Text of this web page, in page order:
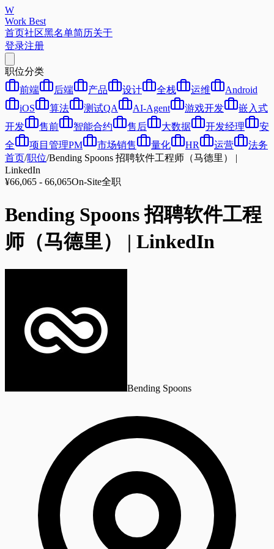
W
Work Best
首页社区黑名单简历关于
登录注册
职位分类
前端
后端 产品 设计 全栈 运维
Android
iOS
算法 测试QA AI-Agent 游戏开发
嵌入式
开发
售前 智能合约 售后 大数据 开发经理
安
全
项目管理PM 市场销售 量化 HR 运营
法务
首页/职位/Bending Spoons 招聘软件工程师（马德里） |
LinkedIn
¥66,065 - 66,065On-Site全职
Bending Spoons 招聘软件工程
师（马德里） | LinkedIn
Bending Spoons